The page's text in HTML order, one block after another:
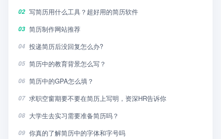
02 写简历用什么工具？超好用的简历软件
03 简历制作网站推荐
04 投递简历后没回复怎么办?
05 简历中的教育背景怎么写？
06 简历中的GPA怎么填？
07 求职空窗期要不要在简历上写明，资深HR告诉你
08 大学生去实习需要准备简历吗？
09 你真的了解简历中的字体和字号吗